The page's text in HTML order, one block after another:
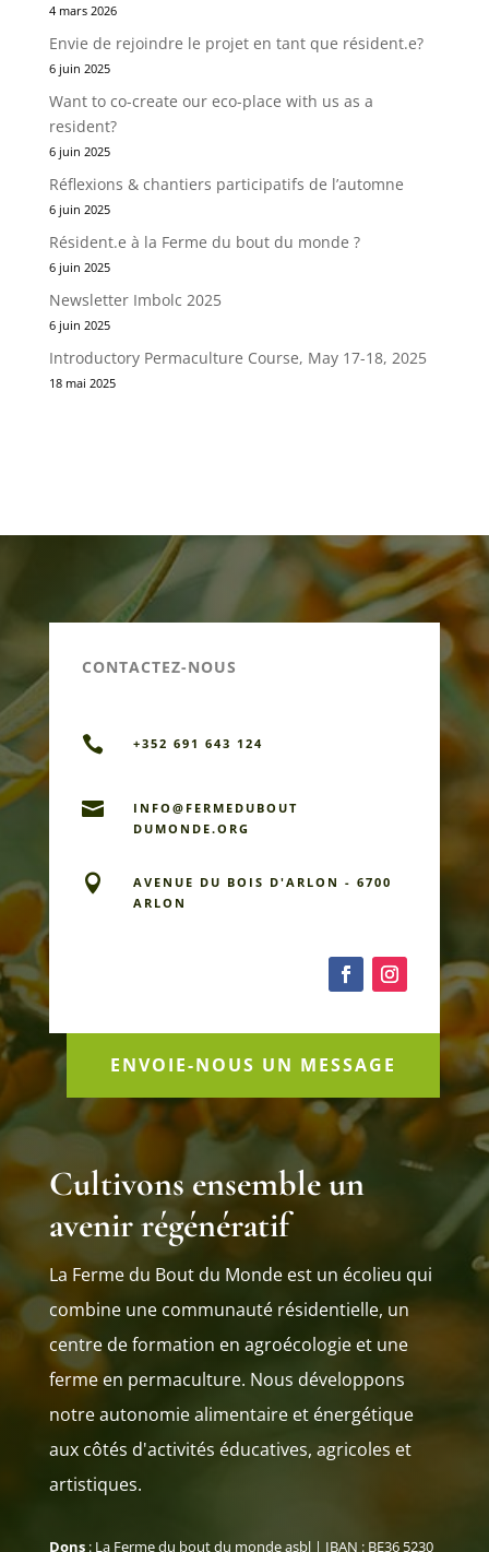
4 mars 2026
Envie de rejoindre le projet en tant que résident.e?
6 juin 2025
Want to co-create our eco-place with us as a
resident?
6 juin 2025
Réflexions & chantiers participatifs de l’automne
6 juin 2025
Résident.e à la Ferme du bout du monde ?
6 juin 2025
Newsletter Imbolc 2025
6 juin 2025
Introductory Permaculture Course, May 17-18, 2025
18 mai 2025
CONTACTEZ-NOUS
 +352 691 643 124

INFO@FERMEDU­BOUT
DUMONDE.ORG

AVENUE DU BOIS D'ARLON - 6700
ARLON
ENVOIE-NOUS UN MESSAGE
Cultivons ensemble un
avenir régénératif
La Ferme du Bout du Monde est un écolieu qui
combine une communauté résidentielle, un
centre de formation en agroécologie et une
ferme en permaculture. Nous développons
notre autonomie alimentaire et énergétique
aux côtés d'activités éducatives, agricoles et
artistiques.
Dons: La Ferme du bout du monde asbl | IBAN : BE36 5230